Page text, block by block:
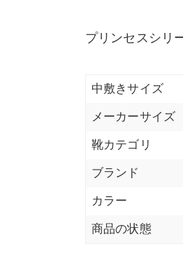
プリンセスシリ
中敷きサイズ
メーカーサイズ
靴カテゴリ
ブランド
カラー
商品の状態